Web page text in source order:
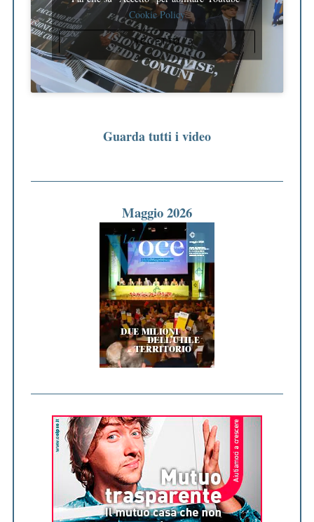
Cookie Policy
ACCETTO
Guarda tutti i video
Maggio 2026